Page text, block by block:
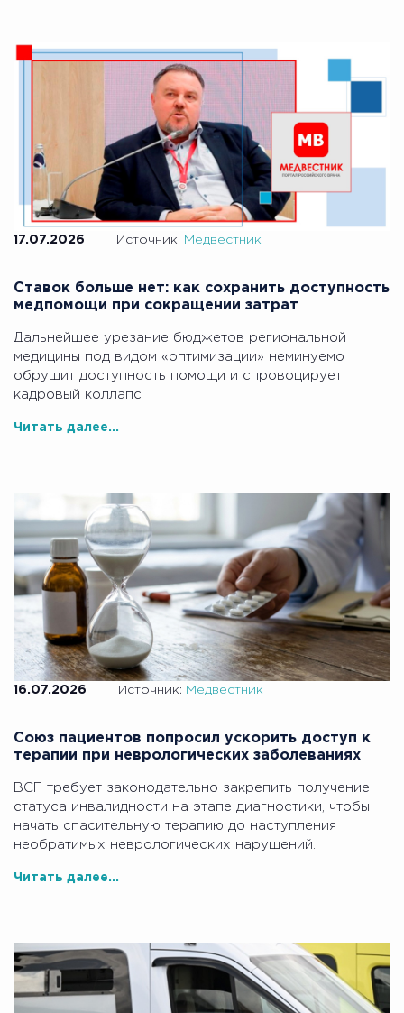
17.07.2026 Источник: Медвестник
Ставок больше нет: как сохранить доступность
медпомощи при сокращении затрат
Дальнейшее урезание бюджетов региональной
медицины под видом «оптимизации» неминуемо
обрушит доступность помощи и спровоцирует
кадровый коллапс
Читать далее...
16.07.2026 Источник: Медвестник
Союз пациентов попросил ускорить доступ к
терапии при неврологических заболеваниях
ВСП требует законодательно закрепить получение
статуса инвалидности на этапе диагностики, чтобы
начать спасительную терапию до наступления
необратимых неврологических нарушений.
Читать далее...